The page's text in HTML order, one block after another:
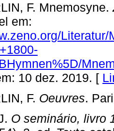
F. Mnemosyne.
em:
10 dez. 2019. [
F. Oeuvres.
O seminário, livro